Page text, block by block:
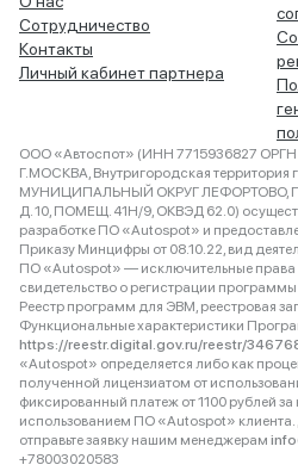
Сотрудничество
Контакты
Личный кабинет партнера
ООО «Автоспот» (ИНН 7715936827 ОРГН
Г.МОСКВА, Внутригородская территория
МУНИЦИПАЛЬНЫЙ ОКРУГ ЛЕФОРТОВО,
Д. 10, ПОМЕЩ. 41Н/9, ОКВЭД 62.0)
разработке ПО «Autospot» и
Приказу Минцифры от 08.10.22, вид
ПО «Autospot» — исключительные
свидетельство о регистрации
Реестр программ для ЭВМ, реестровая
Функциональные характеристики
https://reestr.digital.gov.ru/reestr/
«Autospot» определяется либо как
полученной лицензиатом от
фиксированный платеж от 1100 рублей
использованием ПО «Autospot» клиента.
отправьте заявку нашим менеджерам
+78003020583